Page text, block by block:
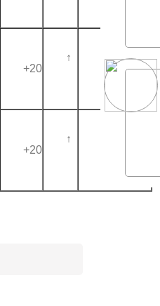
+20
↑ 2023/6/27
+20
↑